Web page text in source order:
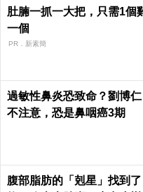
肚腩一抓一大把，只需1個
一個
PR．新素簡
過敏性鼻炎恐致命？劉博
不注意，恐是鼻咽癌3期
腹部脂肪的「剋星」找到